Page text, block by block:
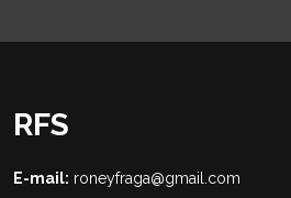
RFS
E-mail: roneyfraga@gmail.com